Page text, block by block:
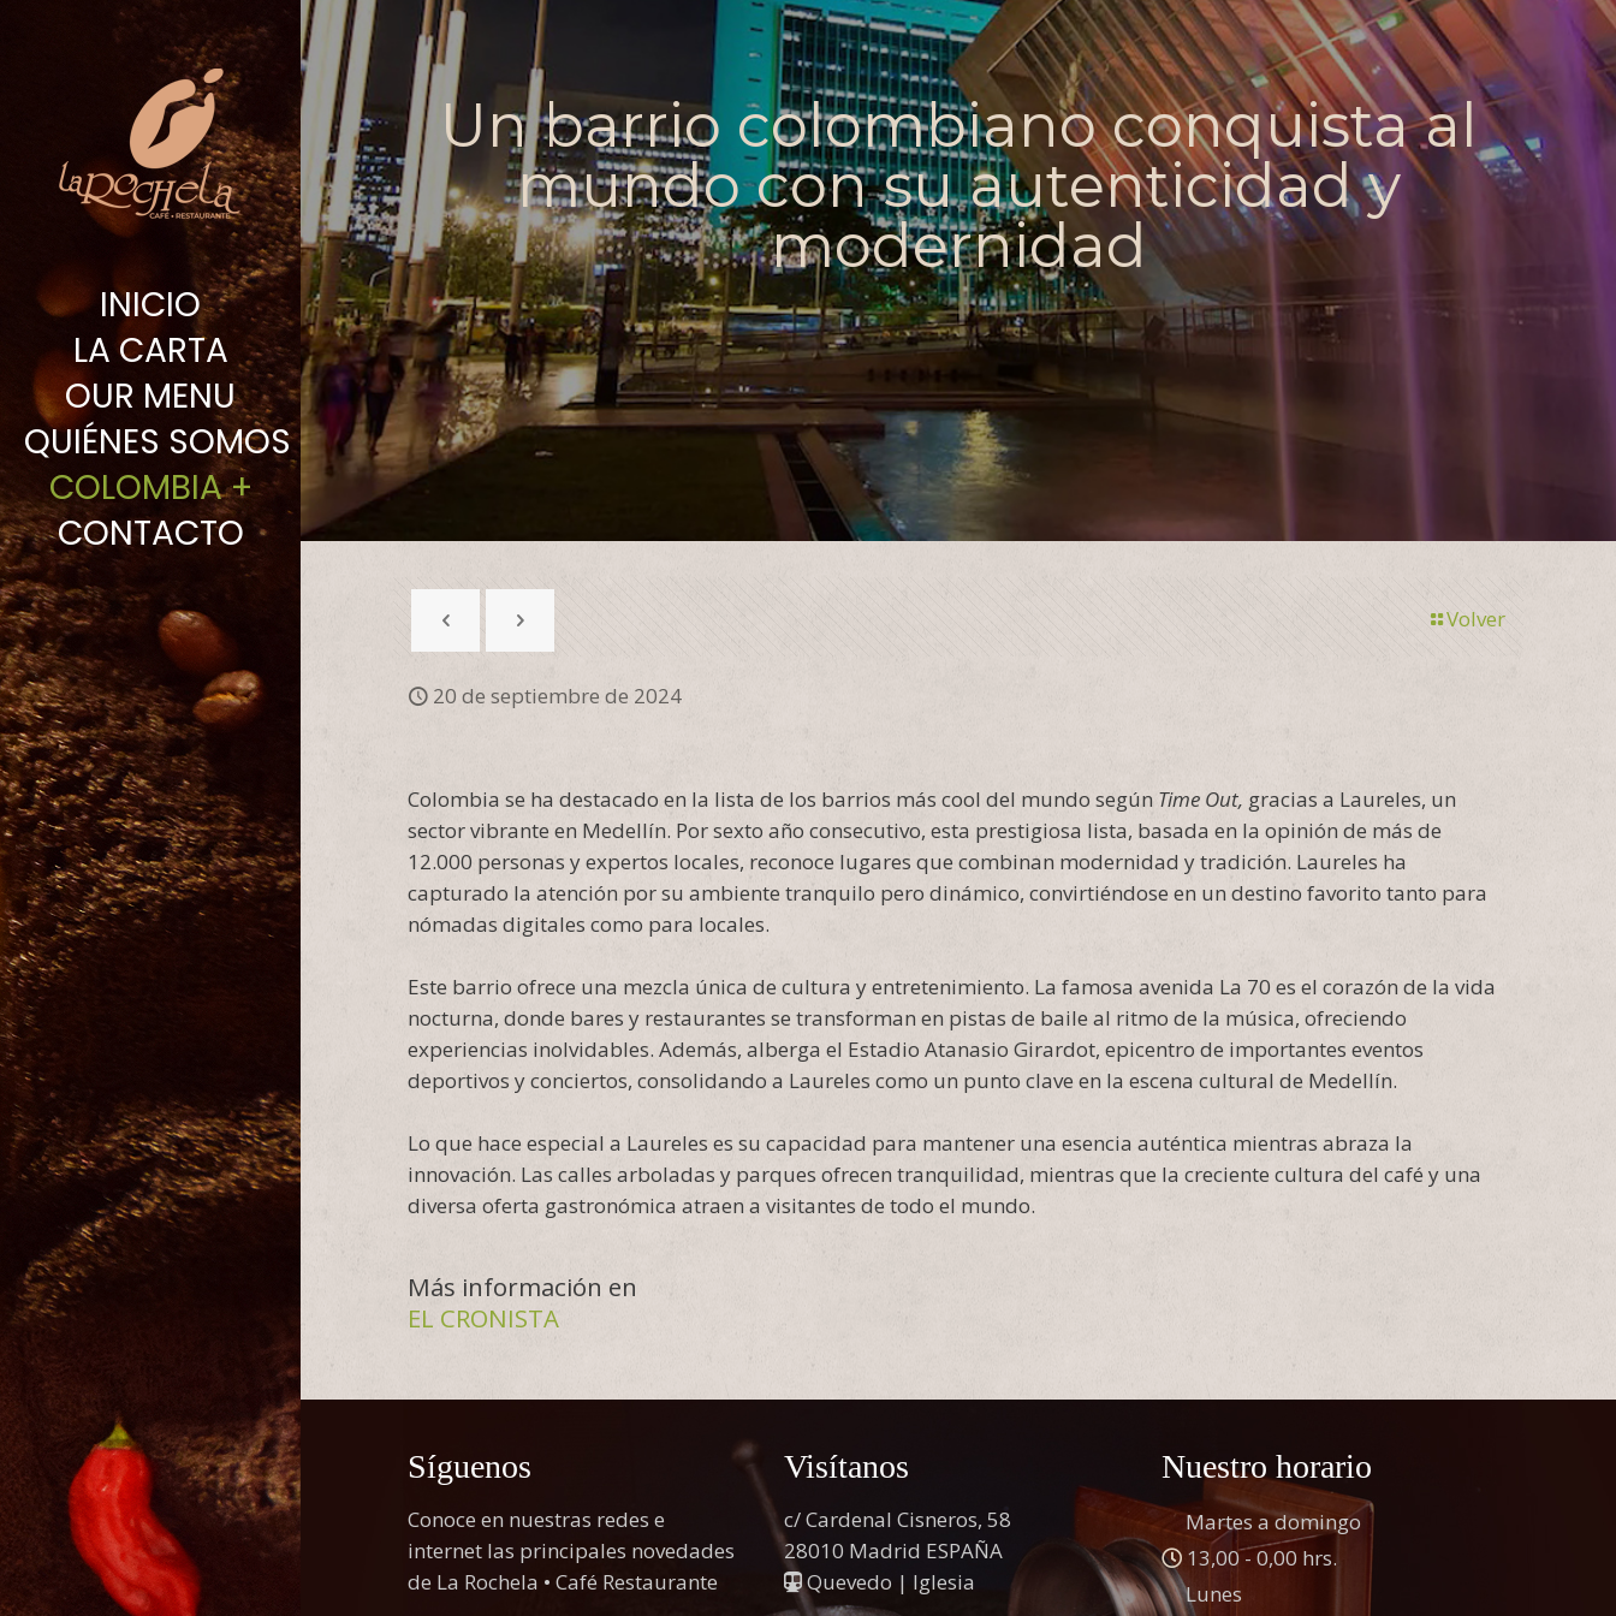
INICIO
LA CARTA
OUR MENU
QUIÉNES SOMOS
COLOMBIA +
CONTACTO
Un barrio colombiano conquista al
mundo con su autenticidad y
modernidad
Volver
20 de septiembre de 2024
Colombia se ha destacado en la lista de los barrios más cool del mundo según Time Out, gracias a Laureles, un
sector vibrante en Medellín. Por sexto año consecutivo, esta prestigiosa lista, basada en la opinión de más de
12.000 personas y expertos locales, reconoce lugares que combinan modernidad y tradición. Laureles ha
capturado la atención por su ambiente tranquilo pero dinámico, convirtiéndose en un destino favorito tanto para
nómadas digitales como para locales.
Este barrio ofrece una mezcla única de cultura y entretenimiento. La famosa avenida La 70 es el corazón de la vida
nocturna, donde bares y restaurantes se transforman en pistas de baile al ritmo de la música, ofreciendo
experiencias inolvidables. Además, alberga el Estadio Atanasio Girardot, epicentro de importantes eventos
deportivos y conciertos, consolidando a Laureles como un punto clave en la escena cultural de Medellín.
Lo que hace especial a Laureles es su capacidad para mantener una esencia auténtica mientras abraza la
innovación. Las calles arboladas y parques ofrecen tranquilidad, mientras que la creciente cultura del café y una
diversa oferta gastronómica atraen a visitantes de todo el mundo.
Más información en
EL CRONISTA
Síguenos
Conoce en nuestras redes e
internet las principales novedades
de La Rochela • Café Restaurante
Visítanos
c/ Cardenal Cisneros, 58
28010 Madrid ESPAÑA
Quevedo | Iglesia
Nuestro horario
Martes a domingo
13,00 - 0,00 hrs.
Lunes